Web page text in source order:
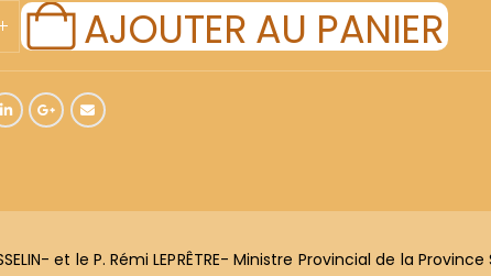
AJOUTER AU PANIER
et le P. Rémi LEPRÊTRE- Ministre Provincial de la